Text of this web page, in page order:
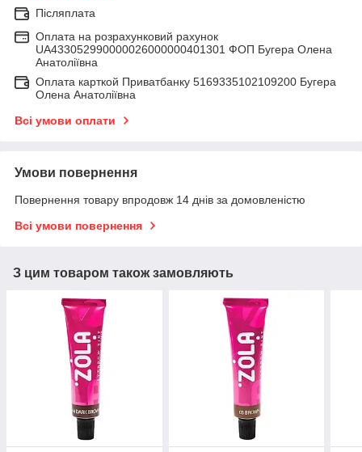
Післяплата
Оплата на розрахунковий рахунок
UA433052990000026000000401301 ФОП Бугера Олена
Анатоліївна
Оплата карткой Приватбанку 5169335102109200 Бугера
Олена Анатоліївна
Всі умови оплати
Умови повернення
Повернення товару впродовж 14 днів за домовленістю
Всі умови повернення
З цим товаром також замовляють